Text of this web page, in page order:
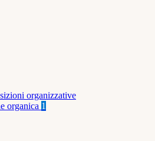
organizzative
organica 1